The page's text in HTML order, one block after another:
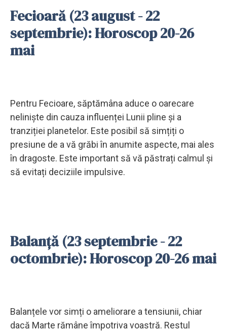
Fecioară (23 august - 22
septembrie): Horoscop 20-26
mai
Pentru Fecioare, săptămâna aduce o oarecare
neliniște din cauza influenței Lunii pline și a
tranziției planetelor. Este posibil să simțiți o
presiune de a vă grăbi în anumite aspecte, mai ales
în dragoste. Este important să vă păstrați calmul și
să evitați deciziile impulsive.
Balanță (23 septembrie - 22
octombrie): Horoscop 20-26 mai
Balanțele vor simți o ameliorare a tensiunii, chiar
dacă Marte rămâne împotriva voastră. Restul